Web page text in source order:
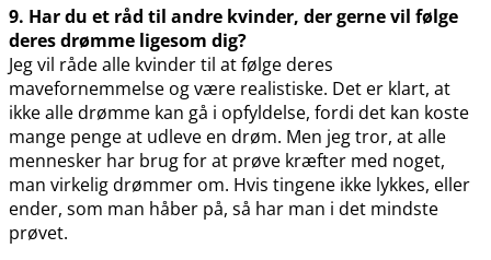
9. Har du et råd til andre kvinder, der gerne vil følge
deres drømme ligesom dig?
Jeg vil råde alle kvinder til at følge deres
mavefornemmelse og være realistiske. Det er klart, at
ikke alle drømme kan gå i opfyldelse, fordi det kan koste
mange penge at udleve en drøm. Men jeg tror, at alle
mennesker har brug for at prøve kræfter med noget,
man virkelig drømmer om. Hvis tingene ikke lykkes, eller
ender, som man håber på, så har man i det mindste
prøvet.